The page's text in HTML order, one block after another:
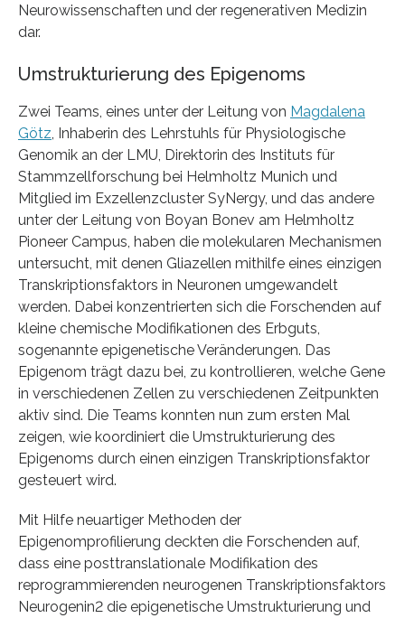
Neurowissenschaften und der regenerativen Medizin
dar.
Umstrukturierung des Epigenoms
Zwei Teams, eines unter der Leitung von Magdalena
Götz , Inhaberin des Lehrstuhls für Physiologische
Genomik an der LMU, Direktorin des Instituts für
Stammzellforschung bei Helmholtz Munich und
Mitglied im Exzellenzcluster SyNergy, und das andere
unter der Leitung von Boyan Bonev am Helmholtz
Pioneer Campus, haben die molekularen Mechanismen
untersucht, mit denen Gliazellen mithilfe eines einzigen
Transkriptionsfaktors in Neuronen umgewandelt
werden. Dabei konzentrierten sich die Forschenden auf
kleine chemische Modifikationen des Erbguts,
sogenannte epigenetische Veränderungen. Das
Epigenom trägt dazu bei, zu kontrollieren, welche Gene
in verschiedenen Zellen zu verschiedenen Zeitpunkten
aktiv sind. Die Teams konnten nun zum ersten Mal
zeigen, wie koordiniert die Umstrukturierung des
Epigenoms durch einen einzigen Transkriptionsfaktor
gesteuert wird.
Mit Hilfe neuartiger Methoden der
Epigenomprofilierung deckten die Forschenden auf,
dass eine posttranslationale Modifikation des
reprogrammierenden neurogenen Transkriptionsfaktors
Neurogenin2 die epigenetische Umstrukturierung und